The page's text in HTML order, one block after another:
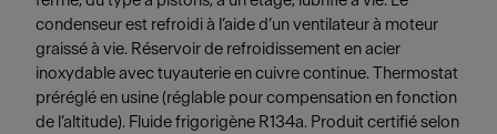
condenseur est refroidi à l’aide d’un ventilateur à moteur
graissé à vie. Réservoir de refroidissement en acier
inoxydable avec tuyauterie en cuivre continue. Thermostat
préréglé en usine (réglable pour compensation en fonction
de l’altitude). Fluide frigorigène R134a. Produit certifié selon